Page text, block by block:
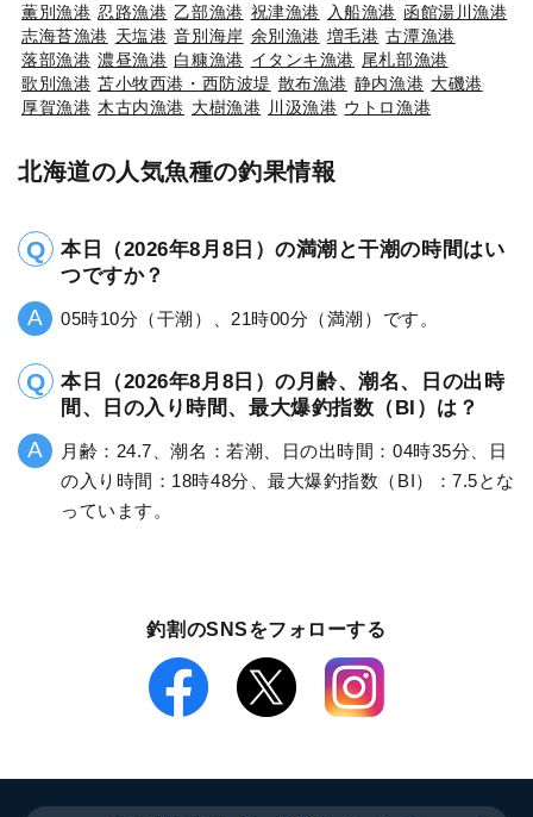
薫別漁港 忍路漁港 乙部漁港 祝津漁港 入船漁港 函館湯川漁港
志海苔漁港 天塩港 音別海岸 余別漁港 増毛港 古潭漁港
落部漁港 濃昼漁港 白糠漁港 イタンキ漁港 尾札部漁港
歌別漁港 苫小牧西港・西防波堤 散布漁港 静内漁港 大磯港
厚賀漁港 木古内漁港 大樹漁港 川汲漁港 ウトロ漁港
北海道の人気魚種の釣果情報
本日（2026年8月8日）の満潮と干潮の時間はい
つですか？
05時10分（干潮）、21時00分（満潮）です。
本日（2026年8月8日）の月齢、潮名、日の出時
間、日の入り時間、最大爆釣指数（BI）は？
月齢：24.7、潮名：若潮、日の出時間：04時35分、日
の入り時間：18時48分、最大爆釣指数（BI）：7.5とな
っています。
釣割のSNSをフォローする